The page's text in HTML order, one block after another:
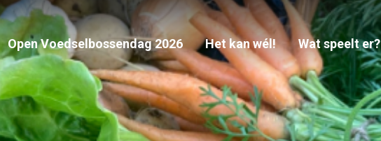
Open Voedselbossendag 2026 Het kan wél! Wat speelt er?